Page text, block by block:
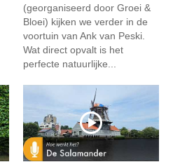
(georganiseerd door Groei &
Bloei) kijken we verder in de
voortuin van Ank van Peski.
Wat direct opvalt is het
perfecte natuurlijke...